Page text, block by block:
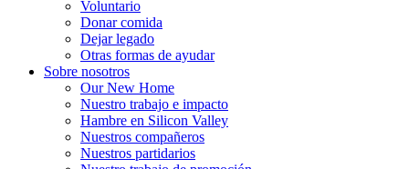
Voluntario
Donar comida
Dejar legado
Otras formas de ayudar
Sobre nosotros
Our New Home
Nuestro trabajo e impacto
Hambre en Silicon Valley
Nuestros compañeros
Nuestros partidarios